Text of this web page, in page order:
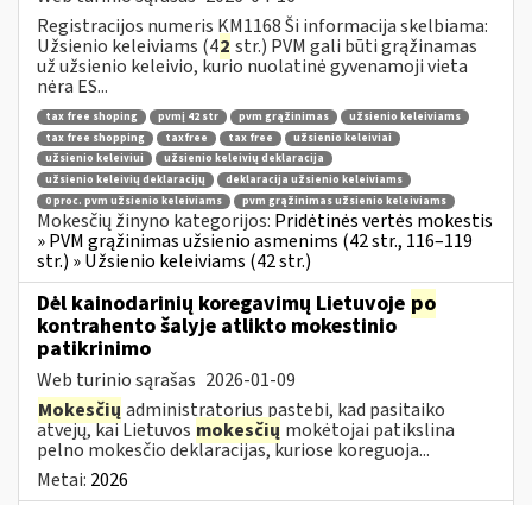
Registracijos numeris KM1168 Ši informacija skelbiama:
Užsienio keleiviams (42 str.) PVM gali būti grąžinamas
už užsienio keleivio, kurio nuolatinė gyvenamoji vieta
nėra ES...
tax free shoping pvmį 42 str pvm grąžinimas
užsienio keleiviams
tax free shopping
taxfree tax free
užsienio keleiviai
užsienio keleiviui
užsienio keleivių deklaracija
užsienio keleivių deklaracijų
deklaracija užsienio keleiviams
0 proc. pvm užsienio keleiviams
pvm grąžinimas užsienio keleiviams
Mokesčių žinyno kategorijos: Pridėtinės vertės mokestis
» PVM grąžinimas užsienio asmenims (42 str., 116–119
str.) » Užsienio keleiviams (42 str.)
Dėl kainodarinių koregavimų Lietuvoje po
kontrahento šalyje atlikto mokestinio
patikrinimo
Web turinio sąrašas 2026-01-09
Mokesčių administratorius pastebi, kad pasitaiko
atvejų, kai Lietuvos mokesčių mokėtojai patikslina
pelno mokesčio deklaracijas, kuriose koreguoja...
Metai: 2026